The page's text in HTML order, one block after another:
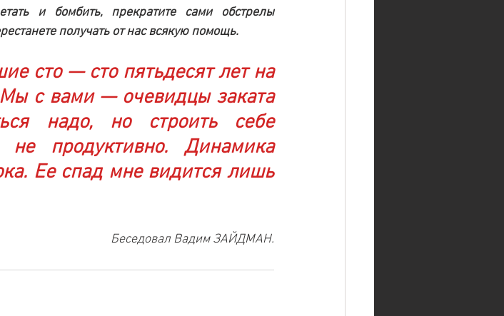
и бомбить, прекратите сами обстрелы
получать от нас всякую помощь.
сто — сто пятьдесят лет на
с вами — очевидцы заката
надо, но строить себе
продуктивно. Динамика
Ее спад мне видится лишь
Беседовал Вадим ЗАЙДМАН.